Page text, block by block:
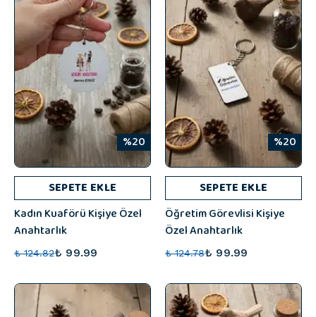
%20
SEPETE EKLE
Kadın Kuaförü Kişiye Özel
Anahtarlık
₺ 124.82₺ 99.99
%20
SEPETE EKLE
Öğretim Görevlisi Kişiye
Özel Anahtarlık
₺ 124.78₺ 99.99